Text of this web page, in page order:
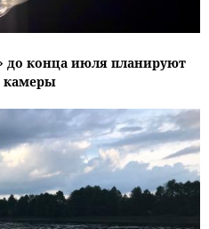
до конца июля планируют
камеры